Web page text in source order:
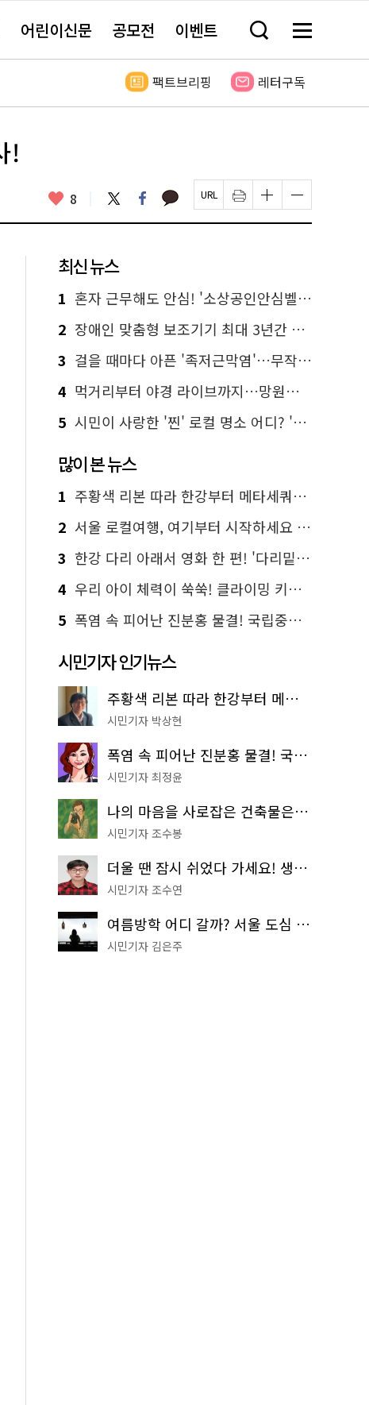
어린이신문 공모전 이벤트 검
창
기
메
전
보
팩트브리핑 레터구독
!
좋
요
8 트
위
터
페
이
스
카
카 페
이
지
인
쇄
하
글
자
크
하
기
글
자
크
하
기
최신 뉴스
1 혼자 근무해도 안심! '소상공인안심벨' 신청하세요
2 장애인 맞춤형 보조기기 최대 3년간 무상 대여…삶의 질 높인다
3 걸을 때마다 아픈 '족저근막염'…무작정 참지 말고 '이것' 해보세요!
4 먹거리부터 야경 라이브까지…망원한강공원 알짜 코스
5 시민이 사랑한 '찐' 로컬 명소 어디? '서울에디션25' 추천 코스
많이 본 뉴스
1 주황색 리본 따라 한강부터 메타세쿼이아 숲길까지…서울둘레길 15코스
2 서울 로컬여행, 여기부터 시작하세요 '서울에디션25'
3 한강 다리 아래서 영화 한 편! '다리밑 영화관' 무료 상영
4 우리 아이 체력이 쑥쑥! 클라이밍 키즈카페·어린이 체력장
5 폭염 속 피어난 진분홍 물결! 국립중앙박물관 배롱나무 명소
시민기자 인기뉴스
주황색 리본 따라 한강부터 메타세쿼이아 숲길까지…서울둘레길 15코스
시민기자 박상현
폭염 속 피어난 진분홍 물결! 국립중앙박물관 배롱나무 명소
시민기자 최정윤
나의 마음을 사로잡은 건축물은? '서울시 건축상' 수상작 공개!
시민기자 조수봉
더울 땐 잠시 쉬었다 가세요! 생수 냉장고부터 해피소·무더위쉼터까지
시민기자 조수연
여름방학 어디 갈까? 서울 도심 무료 실내 여행 코스 추천
시민기자 김은주